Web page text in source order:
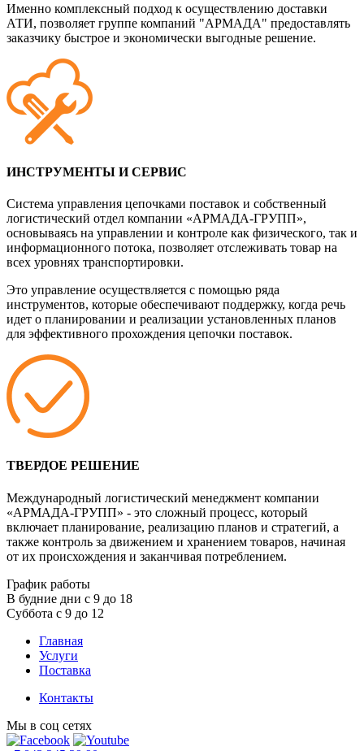
Именно комплексный подход к осуществлению доставки
АТИ, позволяет группе компаний "АРМАДА" предоставлять
заказчику быстрое и экономически выгодные решение.
ИНСТРУМЕНТЫ И СЕРВИС
Система управления цепочками поставок и собственный
логистический отдел компании «АРМАДА-ГРУПП»,
основываясь на управлении и контроле как физического, так и
информационного потока, позволяет отслеживать товар на
всех уровнях транспортировки.
Это управление осуществляется с помощью ряда
инструментов, которые обеспечивают поддержку, когда речь
идет о планировании и реализации установленных планов
для эффективного прохождения цепочки поставок.
ТВЕРДОЕ РЕШЕНИЕ
Международный логистический менеджмент компании
«АРМАДА-ГРУПП» - это сложный процесс, который
включает планирование, реализацию планов и стратегий, а
также контроль за движением и хранением товаров, начиная
от их происхождения и заканчивая потреблением.
График работы
В будние дни с 9 до 18
Суббота с 9 до 12
Главная
Услуги
Поставка
Контакты
Мы в соц сетях